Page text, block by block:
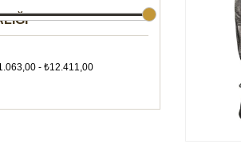
- ₺12.411,00